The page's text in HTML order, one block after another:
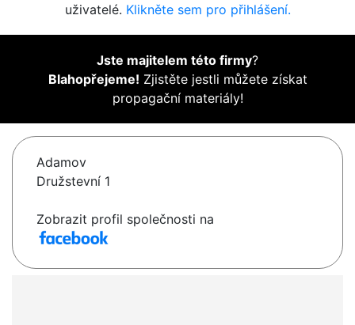
uživatelé. Klikněte sem pro přihlášení.
Jste majitelem této firmy?
Blahopřejeme! Zjistěte jestli můžete získat
propagační materiály!
Adamov
Družstevní 1
Zobrazit profil společnosti na